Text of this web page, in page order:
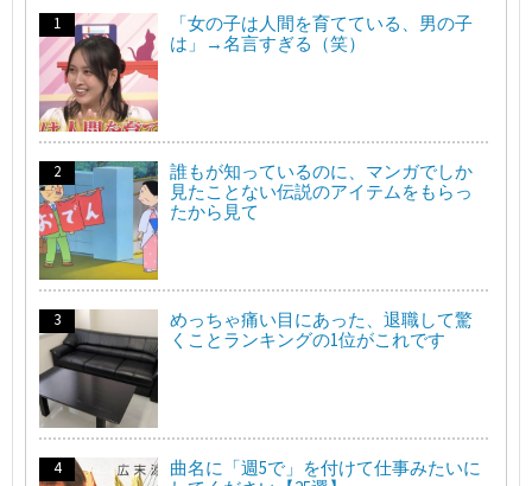
「女の子は人間を育てている、男の子
は」→名言すぎる（笑）
誰もが知っているのに、マンガでしか
見たことない伝説のアイテムをもらっ
たから見て
めっちゃ痛い目にあった、退職して驚
くことランキングの1位がこれです
曲名に「週5で」を付けて仕事みたいに